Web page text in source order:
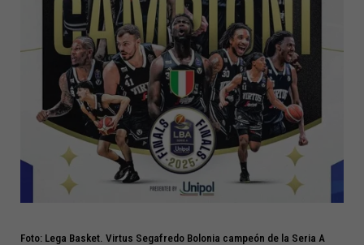
Foto: Lega Basket. Virtus Segafredo Bolonia campeón de la Seria A